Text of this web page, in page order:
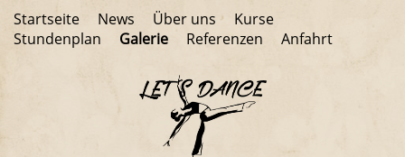
Startseite News Über uns
Kurse
Stundenplan
Galerie Referenzen Anfahrt